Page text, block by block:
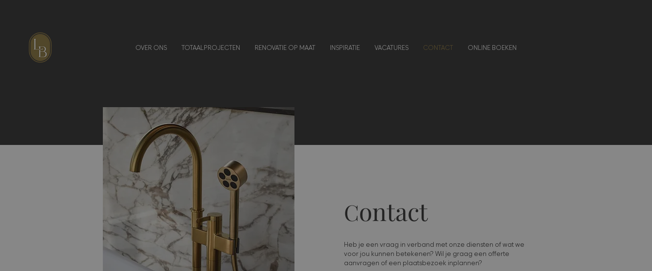
Contact
Heb je een vraag in verband met onze diensten of wat we
voor jou kunnen betekenen? Wil je graag een offerte
aanvragen of een plaatsbezoek inplannen?
OVER ONS TOTAALPROJECTEN RENOVATIE OP MAAT INSPIRATIE VACATURES CONTACT ONLINE BOEKEN